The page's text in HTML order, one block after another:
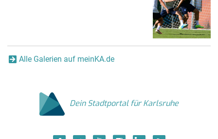
Alle Galerien auf meinKA.de
Dein Stadtportal für Karlsruhe